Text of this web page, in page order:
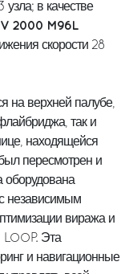
узла; в качестве
2000 M96L
скорости 28
на верхней палубе,
так и
находящейся
пересмотрен и
оборудована
независимым
виража и
LOOP. Эта
и навигационные